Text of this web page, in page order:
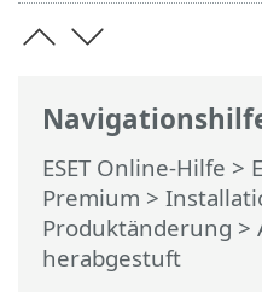
ESET Online-Hilfe >
Premium >
Produktänderung >
herabgestuft